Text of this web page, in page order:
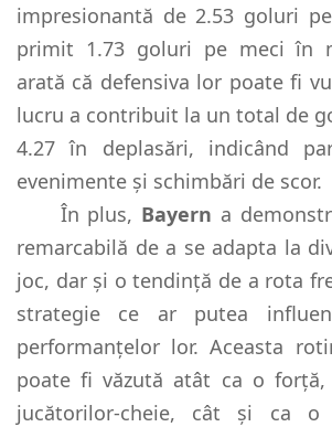
impresionantă de 2.53 goluri
primit 1.73 goluri pe meci în
arată că defensiva lor poate fi
lucru a contribuit la un total de
4.27 în deplasări, indicând
evenimente și schimbări de scor.
În plus, Bayern a
remarcabilă de a se adapta la
joc, dar și o tendință de a rota
strategie ce ar putea
performanțelor lor. Aceasta
poate fi văzută atât ca o forță,
jucătorilor-cheie, cât și ca o